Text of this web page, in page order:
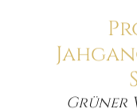
Grüner